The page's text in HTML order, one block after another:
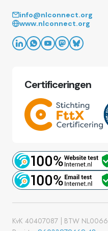
info@nlconnect.org
www.nlconnect.org
Certificeringen
KvK 40407087 | BTW